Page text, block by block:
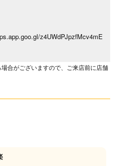
z4UWdPJpzfMcv4mE
合がございますので、ご来店前に店舗